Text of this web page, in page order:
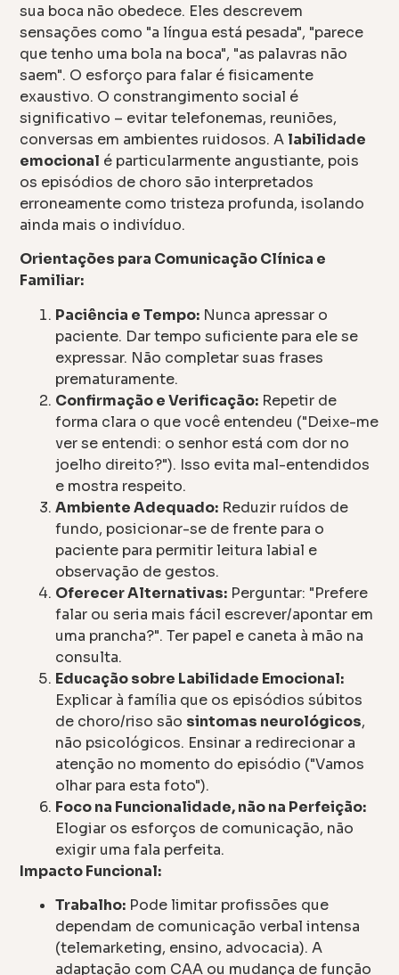
sua boca não obedece. Eles descrevem
sensações como "a língua está pesada", "parece
que tenho uma bola na boca", "as palavras não
saem". O esforço para falar é fisicamente
exaustivo. O constrangimento social é
significativo – evitar telefonemas, reuniões,
conversas em ambientes ruidosos. A labilidade
emocional é particularmente angustiante, pois
os episódios de choro são interpretados
erroneamente como tristeza profunda, isolando
ainda mais o indivíduo.
Orientações para Comunicação Clínica e
Familiar:
Paciência e Tempo: Nunca apressar o
paciente. Dar tempo suficiente para ele se
expressar. Não completar suas frases
prematuramente.
Confirmação e Verificação: Repetir de
forma clara o que você entendeu ("Deixe-me
ver se entendi: o senhor está com dor no
joelho direito?"). Isso evita mal-entendidos
e mostra respeito.
Ambiente Adequado: Reduzir ruídos de
fundo, posicionar-se de frente para o
paciente para permitir leitura labial e
observação de gestos.
Oferecer Alternativas: Perguntar: "Prefere
falar ou seria mais fácil escrever/apontar em
uma prancha?". Ter papel e caneta à mão na
consulta.
Educação sobre Labilidade Emocional:
Explicar à família que os episódios súbitos
de choro/riso são sintomas neurológicos,
não psicológicos. Ensinar a redirecionar a
atenção no momento do episódio ("Vamos
olhar para esta foto").
Foco na Funcionalidade, não na Perfeição:
Elogiar os esforços de comunicação, não
exigir uma fala perfeita.
Impacto Funcional:
Trabalho: Pode limitar profissões que
dependam de comunicação verbal intensa
(telemarketing, ensino, advocacia). A
adaptação com CAA ou mudança de função